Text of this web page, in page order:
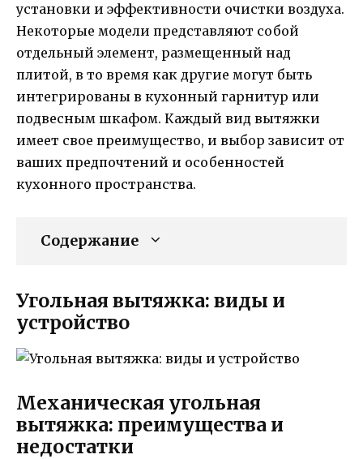
установки и эффективности очистки воздуха.
Некоторые модели представляют собой
отдельный элемент, размещенный над
плитой, в то время как другие могут быть
интегрированы в кухонный гарнитур или
подвесным шкафом. Каждый вид вытяжки
имеет свое преимущество, и выбор зависит от
ваших предпочтений и особенностей
кухонного пространства.
Содержание
Угольная вытяжка: виды и
устройство
Механическая угольная
вытяжка: преимущества и
недостатки